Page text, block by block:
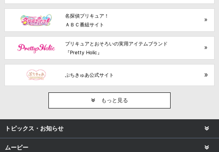
名探偵プリキュア！
ＡＢＣ番組サイト
プリキュアとおそろいの実用アイテムブランド
『Pretty Holic』
ぷちきゅあ公式サイト
もっと見る
トピックス・お知らせ
ムービー